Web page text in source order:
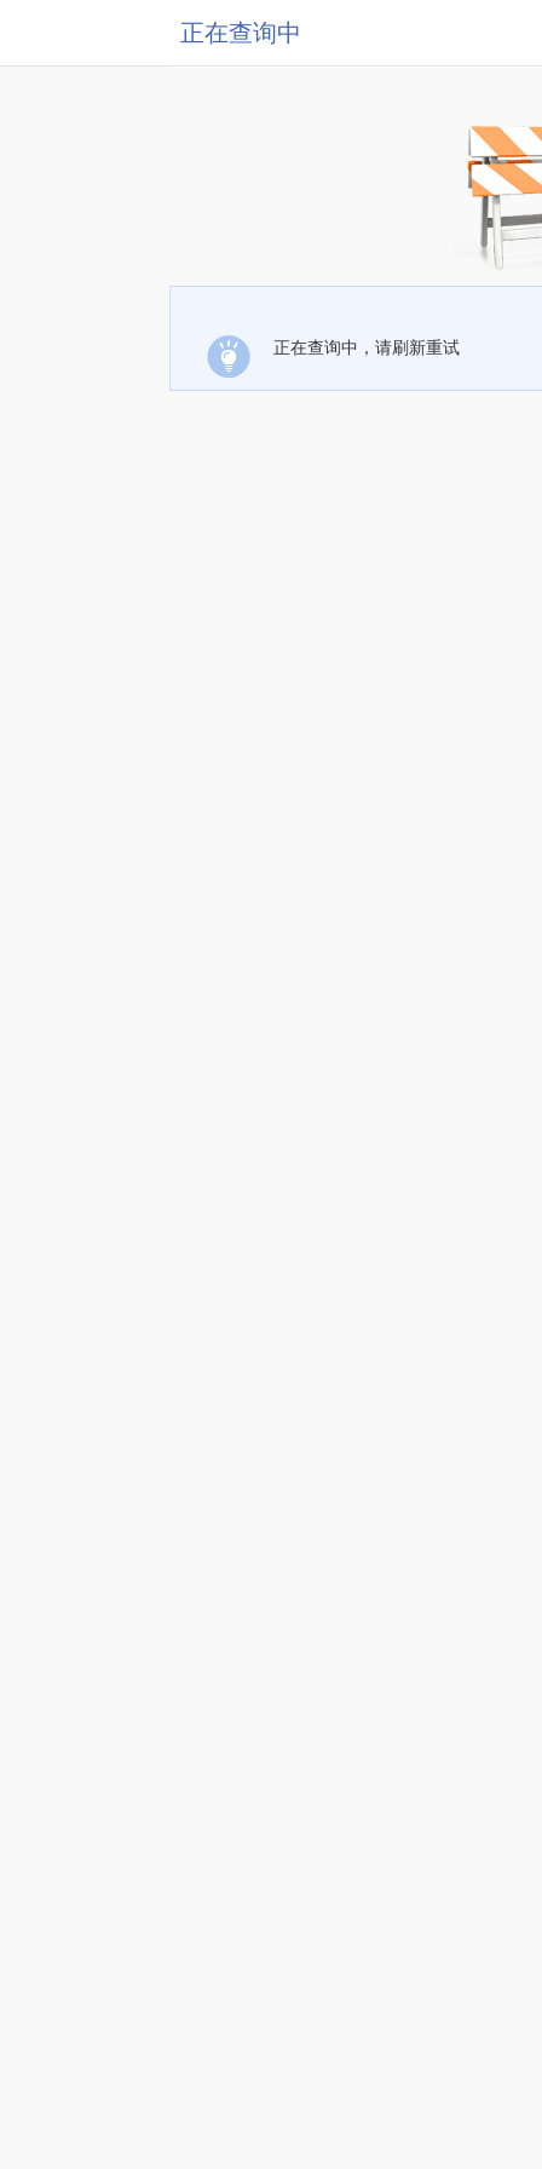
正在查询中
正在查询中，请刷新重试